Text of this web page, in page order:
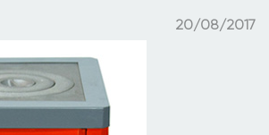
20/08/2017